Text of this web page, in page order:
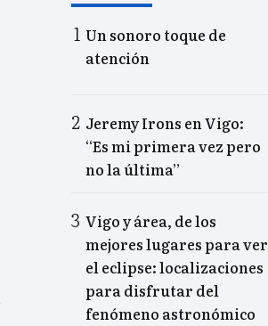
Un sonoro toque de
atención
Jeremy Irons en Vigo:
“Es mi primera vez pero
no la última”
Vigo y área, de los
mejores lugares para ver
el eclipse: localizaciones
para disfrutar del
fenómeno astronómico